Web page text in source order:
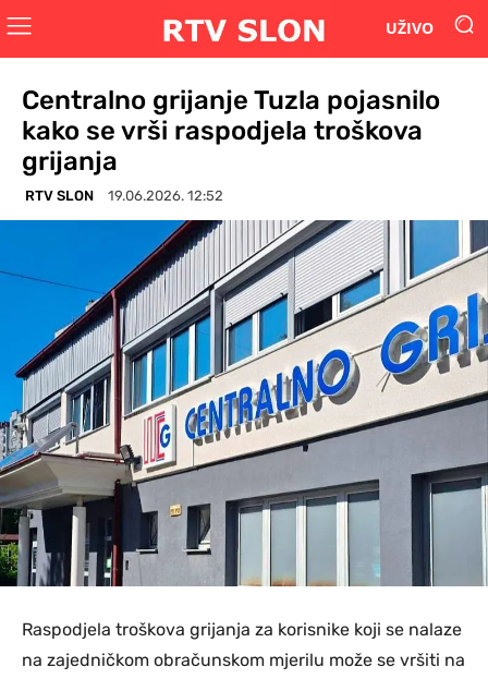
UŽIVO
Centralno grijanje Tuzla pojasnilo
kako se vrši raspodjela troškova
grijanja
RTV SLON 19.06.2026. 12:52
Raspodjela troškova grijanja za korisnike koji se nalaze
na zajedničkom obračunskom mjerilu može se vršiti na